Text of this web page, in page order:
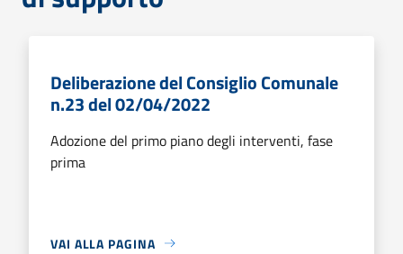
Deliberazione del Consiglio Comunale
n.23 del 02/04/2022
Adozione del primo piano degli interventi, fase
prima
VAI ALLA PAGINA